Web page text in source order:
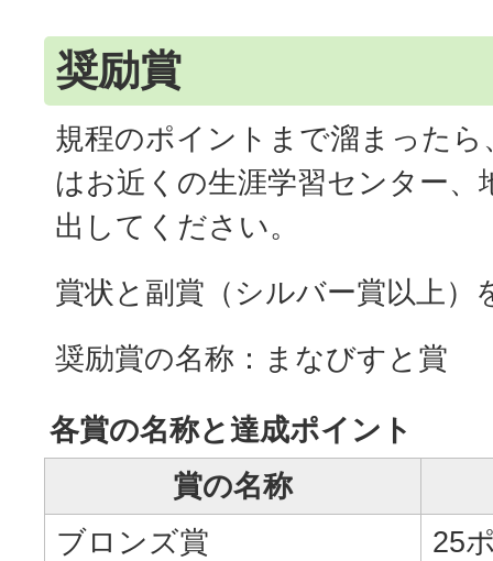
奨励賞
規程のポイントまで溜まったら
はお近くの生涯学習センター、
出してください。
賞状と副賞（シルバー賞以上）
奨励賞の名称：まなびすと賞
各賞の名称と達成ポイント
賞の名称
ブロンズ賞
25